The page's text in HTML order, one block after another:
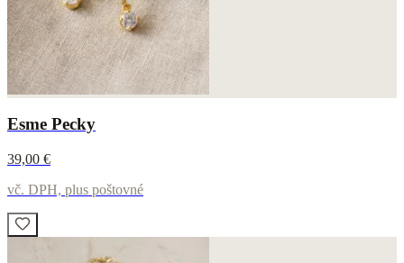
Esme Pecky
39,00 €
vč. DPH, plus poštovné